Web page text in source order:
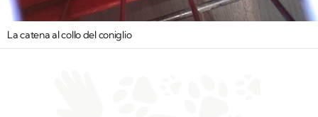
La catena al collo del coniglio